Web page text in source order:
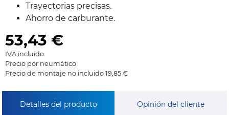
Trayectorias precisas.
Ahorro de carburante.
53,43 €
IVA incluido
Precio por neumático
Precio de montaje no incluido 19,85 €
Detalles del producto Opinión del cliente